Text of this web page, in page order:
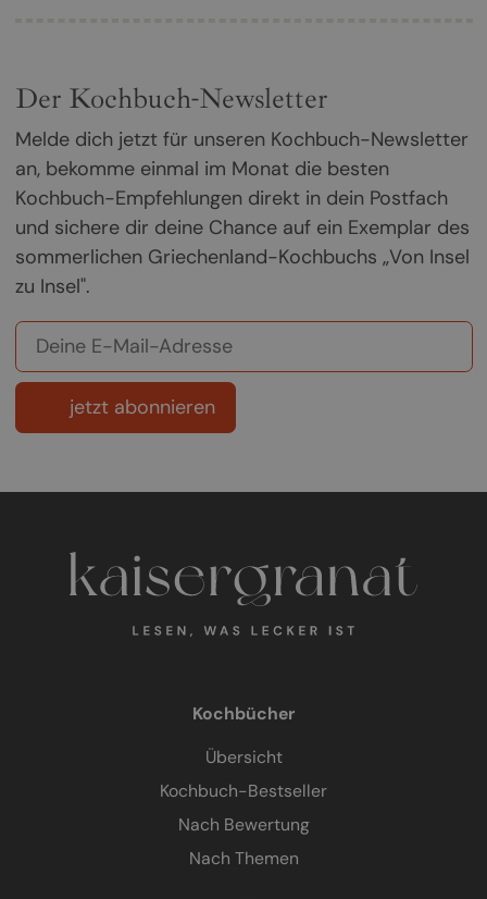
Der Kochbuch-Newsletter
Melde dich jetzt für unseren Kochbuch-Newsletter
an, bekomme einmal im Monat die besten
Kochbuch-Empfehlungen direkt in dein Postfach
und sichere dir deine Chance auf ein Exemplar des
sommerlichen Griechenland-Kochbuchs „Von Insel
zu Insel".
jetzt abonnieren
Kochbücher
Übersicht
Kochbuch-Bestseller
Nach Bewertung
Nach Themen